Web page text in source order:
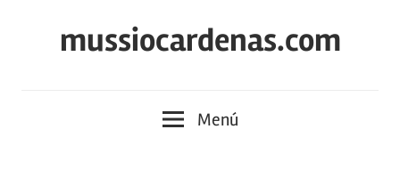
mussiocardenas.com
Menú